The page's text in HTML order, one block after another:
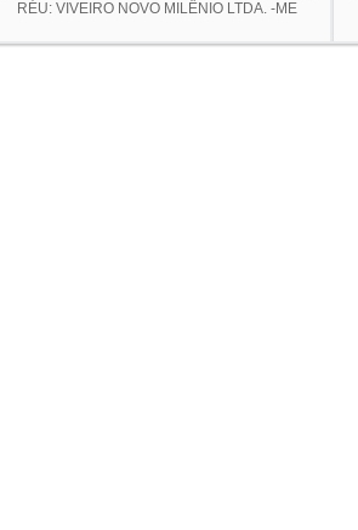
RÉU: VIVEIRO NOVO MILÊNIO LTDA. -ME